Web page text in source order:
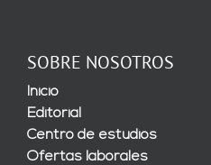
SOBRE NOSOTROS
Inicio
Editorial
Centro de estudios
Ofertas laborales